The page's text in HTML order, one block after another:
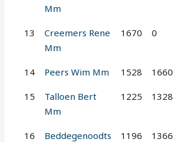
Mm
13
Creemers Rene
Mm
1670 0
14 Peers Wim Mm 1528 1660
15
Talloen Bert
Mm
1225 1328
16
Beddegenoodts
1196 1366